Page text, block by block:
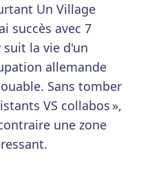
Un Village
succès avec 7
suit la vie d'un
allemande
Sans tomber
VS collabos »,
une zone